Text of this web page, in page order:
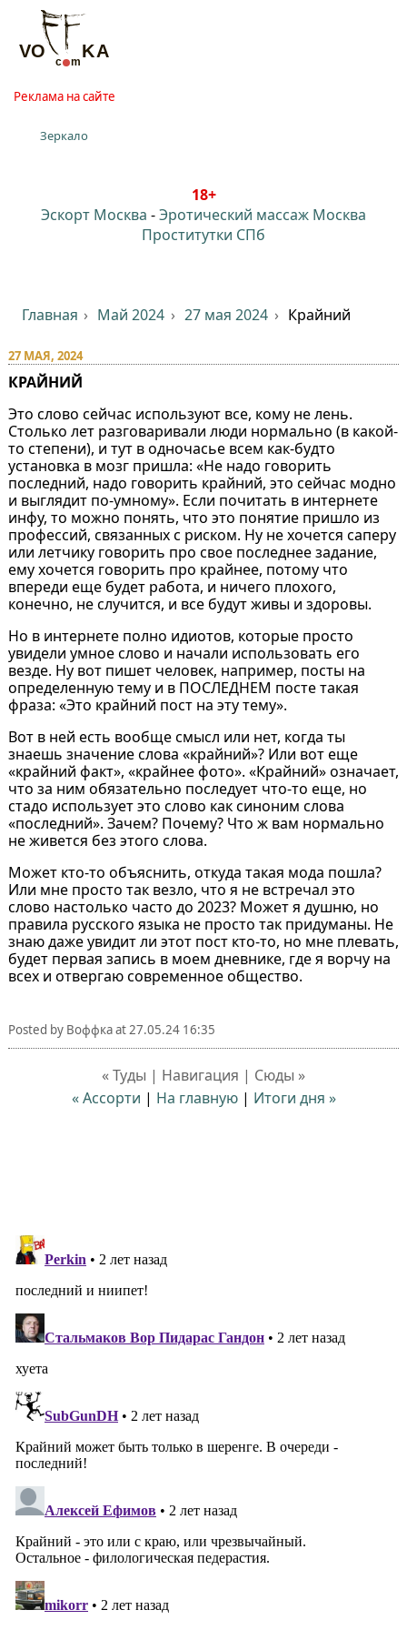
Реклама на сайте
Зеркало
18+
Эскорт Москва -Эротический массаж Москва
Проститутки СПб
Главная Май 2024 27 мая 2024 Крайний
27 МАЯ, 2024
КРАЙНИЙ
Это слово сейчас используют все, кому не лень.
Столько лет разговаривали люди нормально (в какой-
то степени), и тут в одночасье всем как-будто
установка в мозг пришла: «Не надо говорить
последний, надо говорить крайний, это сейчас модно
и выглядит по-умному». Если почитать в интернете
инфу, то можно понять, что это понятие пришло из
профессий, связанных с риском. Ну не хочется саперу
или летчику говорить про свое последнее задание,
ему хочется говорить про крайнее, потому что
впереди еще будет работа, и ничего плохого,
конечно, не случится, и все будут живы и здоровы.
Но в интернете полно идиотов, которые просто
увидели умное слово и начали использовать его
везде. Ну вот пишет человек, например, посты на
определенную тему и в ПОСЛЕДНЕМ посте такая
фраза: «Это крайний пост на эту тему».
Вот в ней есть вообще смысл или нет, когда ты
знаешь значение слова «крайний»? Или вот еще
«крайний факт», «крайнее фото». «Крайний» означает,
что за ним обязательно последует что-то еще, но
стадо использует это слово как синоним слова
«последний». Зачем? Почему? Что ж вам нормально
не живется без этого слова.
Может кто-то объяснить, откуда такая мода пошла?
Или мне просто так везло, что я не встречал это
слово настолько часто до 2023? Может я душню, но
правила русского языка не просто так придуманы. Не
знаю даже увидит ли этот пост кто-то, но мне плевать,
будет первая запись в моем дневнике, где я ворчу на
всех и отвергаю современное общество.
Posted by Воффкаat 27.05.24 16:35
« Туды | Навигация | Сюды »
« Ассорти | На главную| Итоги дня »